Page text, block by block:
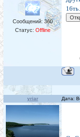
Сообщений: 360
Статус: Offline
yriar Дата: